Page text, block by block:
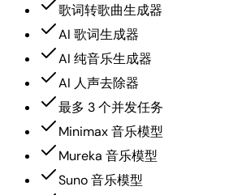
歌词转歌曲生成器
AI 歌词生成器
AI 纯音乐生成器
AI 人声去除器
最多 3 个并发任务
Minimax 音乐模型
Mureka 音乐模型
Suno 音乐模型